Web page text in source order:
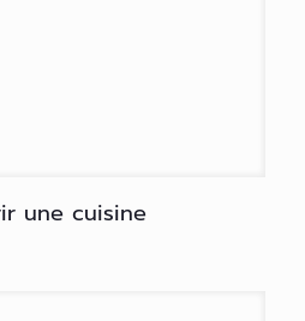
une cuisine